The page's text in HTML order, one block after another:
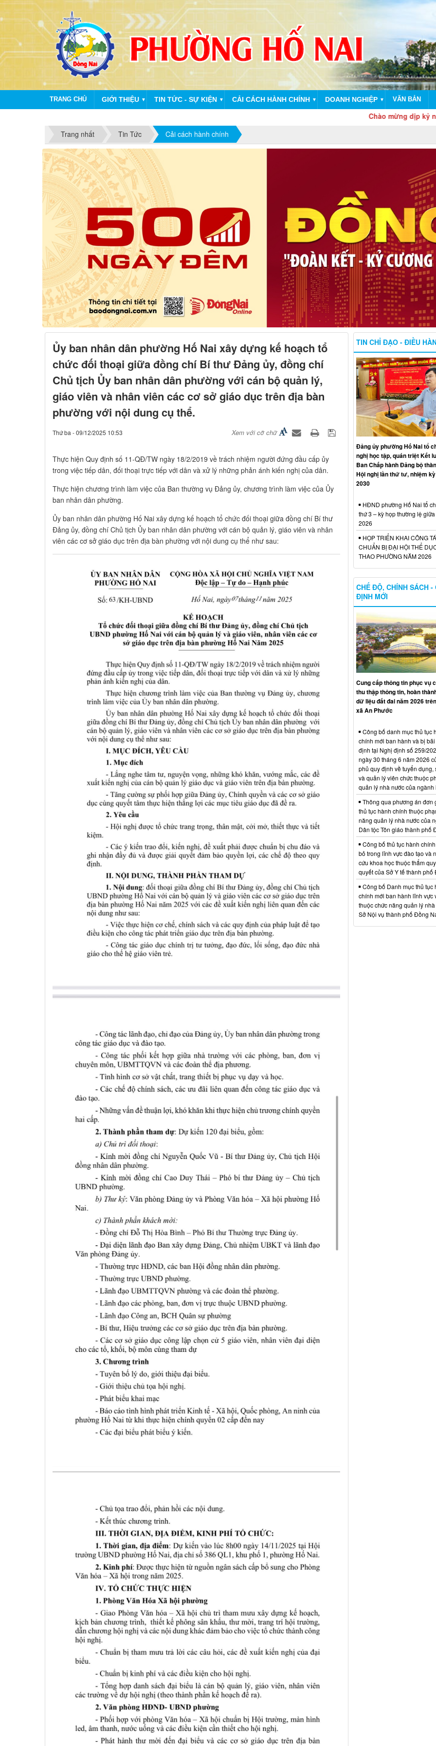
TRANG CHỦ GIỚI THIỆU ▼ TIN TỨC - SỰ KIỆN ▼ CẢI CÁCH HÀNH CHÍNH ▼ DOANH NGHIỆP ▼ VĂN BẢN
Chào mừng dịp kỷ niệm 80
Trang nhất
Tin Tức Cải cách hành chính
Ủy ban nhân dân phường Hố Nai xây dựng kế hoạch tổ
chức đối thoại giữa đồng chí Bí thư Đảng ủy, đồng chí
Chủ tịch Ủy ban nhân dân phường với cán bộ quản lý,
giáo viên và nhân viên các cơ sở giáo dục trên địa bàn
phường với nội dung cụ thể.
Thứ ba - 09/12/2025 10:53 Xem với cỡ chữ
Thực hiện Quy định số 11-QĐ/TW ngày 18/2/2019 về trách nhiệm người đứng đầu cấp ủy
trong việc tiếp dân, đối thoại trực tiếp với dân và xử lý những phản ánh kiến nghị của dân.
Thực hiện chương trình làm việc của Ban thường vụ Đảng ủy, chương trình làm việc của Ủy
ban nhân dân phường.
Ủy ban nhân dân phường Hố Nai xây dựng kế hoạch tổ chức đối thoại giữa đồng chí Bí thư
Đảng ủy, đồng chí Chủ tịch Ủy ban nhân dân phường với cán bộ quản lý, giáo viên và nhân
viên các cơ sở giáo dục trên địa bàn phường với nội dung cụ thể như sau:
TIN CHỈ ĐẠO - ĐIỀU
Đảng ủy phường Hố Nai tổ
nghị học tập, quán triệt Kết
Ban Chấp hành Đảng bộ
Hội nghị lần thứ tư, nhiệm
2030
HĐND phường Hố Nai tổ
thứ 3 – kỳ họp thường lệ
2026
HỌP TRIỂN KHAI CÔNG
CHUẨN BỊ ĐẠI HỘI THỂ
THAO PHƯỜNG NĂM 2026
CHẾ ĐỘ, CHÍNH SÁCH -
ĐỊNH MỚI
Cung cấp thông tin phục vụ
thu thập thông tin, hoàn
dữ liệu đất đai năm 2026
xã An Phước
Công bố danh mục thủ tục
chính mới ban hành và bị
định tại Nghị định số 259/
ngày 30 tháng 6 năm 2026
phủ quy định về tuyển dụng,
và quản lý viên chức thuộc
quản lý nhà nước của ngành
Thông qua phương án đơn
thủ tục hành chính thuộc
năng quản lý nhà nước của
Dân tộc Tôn giáo thành phố
Công bố thủ tục hành
bỏ trong lĩnh vực đào tạo và
cứu khoa học thuộc thẩm
quyết của Sở Y tế thành phố
Công bố Danh mục thủ tục
chính mới ban hành lĩnh vực
thuộc chức năng quản lý
Sở Nội vụ thành phố Đồng